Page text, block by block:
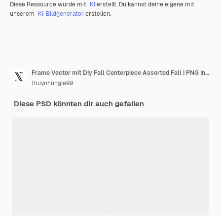
Diese Ressource wurde mit KIerstellt. Du kannst deine eigene mit
unserem KI-Bildgenerator erstellen.
Frame Vector mit Diy Fall Centerpiece Assorted Fall I PNG Inspirierte Thanksgiving Dekoration Design
thuynhungle99
Diese PSD könnten dir auch gefallen